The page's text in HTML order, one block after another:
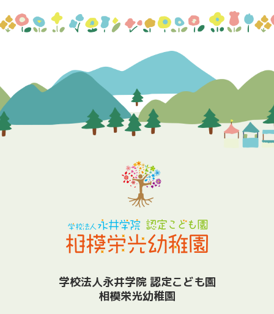
学校法人永井学院 認定こども園
相模栄光幼稚園